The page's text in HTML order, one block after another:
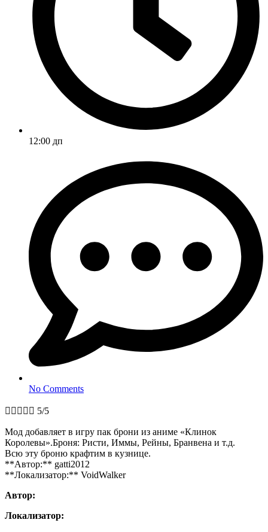
12:00 дп
No Comments
     5/5
Мод добавляет в игру пак брони из аниме «Клинок
Королевы».Броня: Ристи, Иммы, Рейны, Бранвена и т.д.
Всю эту броню крафтим в кузнице.
**Автор:** gatti2012
**Локализатор:** VoidWalker
Автор:
Локализатор: